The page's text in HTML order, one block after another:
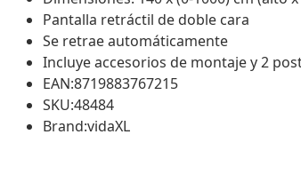
Pantalla retráctil de doble cara
Se retrae automáticamente
Incluye accesorios de montaje y 2
EAN:8719883767215
SKU:48484
Brand:vidaXL